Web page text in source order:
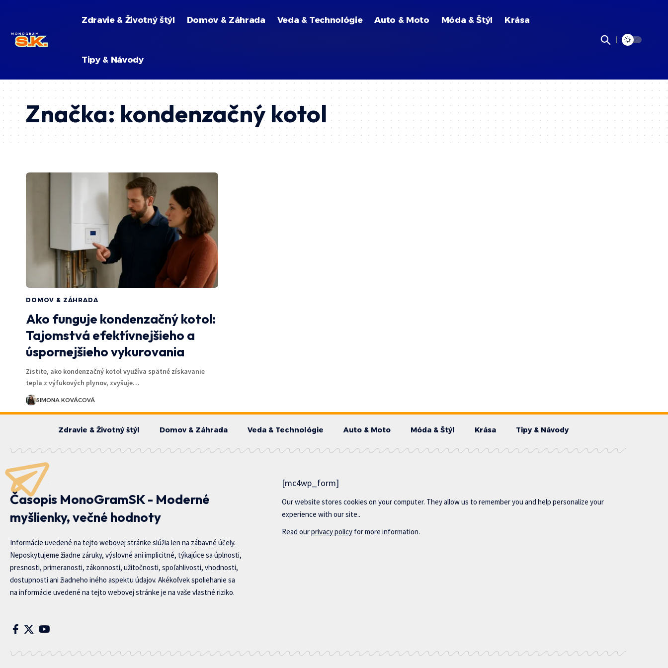
Zdravie & Životný štýl Domov & Záhrada Veda & Technológie Auto & Moto Móda & Štýl Krása
Tipy & Návody
Značka:kondenzačný kotol
DOMOV & ZÁHRADA
Ako funguje kondenzačný kotol:
Tajomstvá efektívnejšieho a
úspornejšieho vykurovania
Zistite, ako kondenzačný kotol využíva spätné získavanie
tepla z výfukových plynov, zvyšuje…
SIMONA KOVÁCOVÁ
Zdravie & Životný štýl Domov & Záhrada Veda & Technológie Auto & Moto Móda & Štýl Krása Tipy & Návody
Časopis MonoGramSK - Moderné
myšlienky, večné hodnoty
Informácie uvedené na tejto webovej stránke slúžia len na zábavné účely.
Neposkytujeme žiadne záruky, výslovné ani implicitné, týkajúce sa úplnosti,
presnosti, primeranosti, zákonnosti, užitočnosti, spoľahlivosti, vhodnosti,
dostupnosti ani žiadneho iného aspektu údajov. Akékoľvek spoliehanie sa
na informácie uvedené na tejto webovej stránke je na vaše vlastné riziko.
[mc4wp_form]
Our website stores cookies on your computer. They allow us to remember you and help personalize your
experience with our site..
Read ourprivacy policy for more information.